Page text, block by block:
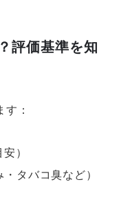
評価基準を知
：
）
タバコ臭など）